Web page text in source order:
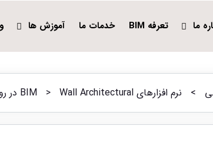
ما تعرفه BIM خدمات ما آموزش ها
> نرم افزارهای BIM > Wall Architectural در رویت راهنمای کامل مدل‌سازی دیوارهای معماری